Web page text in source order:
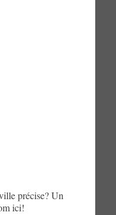
précise? Un
ici!